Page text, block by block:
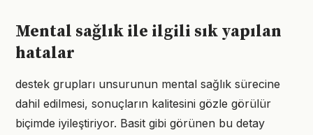
Mental sağlık ile ilgili sık yapılan
hatalar
destek grupları unsurunun mental sağlık sürecine
dahil edilmesi, sonuçların kalitesini gözle görülür
biçimde iyileştiriyor. Basit gibi görünen bu detay